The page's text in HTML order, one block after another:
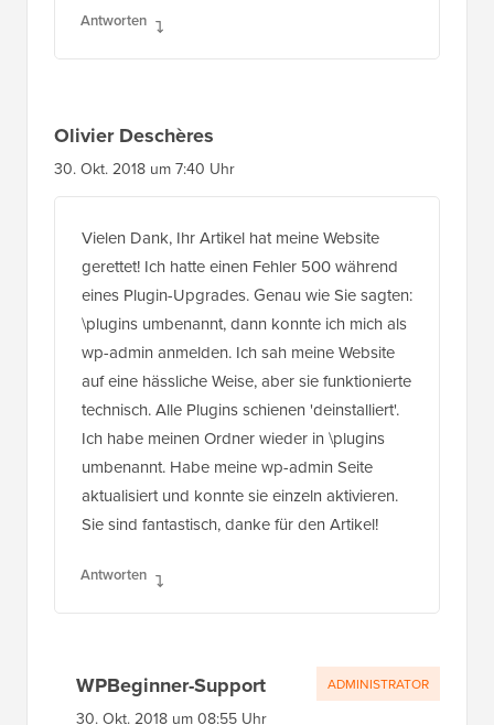
Antworten
Olivier Deschères
30. Okt. 2018 um 7:40 Uhr
Vielen Dank, Ihr Artikel hat meine Website
gerettet! Ich hatte einen Fehler 500 während
eines Plugin-Upgrades. Genau wie Sie sagten:
\plugins umbenannt, dann konnte ich mich als
wp-admin anmelden. Ich sah meine Website
auf eine hässliche Weise, aber sie funktionierte
technisch. Alle Plugins schienen 'deinstalliert'.
Ich habe meinen Ordner wieder in \plugins
umbenannt. Habe meine wp-admin Seite
aktualisiert und konnte sie einzeln aktivieren.
Sie sind fantastisch, danke für den Artikel!
Antworten
WPBeginner-Support
30. Okt. 2018 um 08:55 Uhr
ADMINISTRATOR